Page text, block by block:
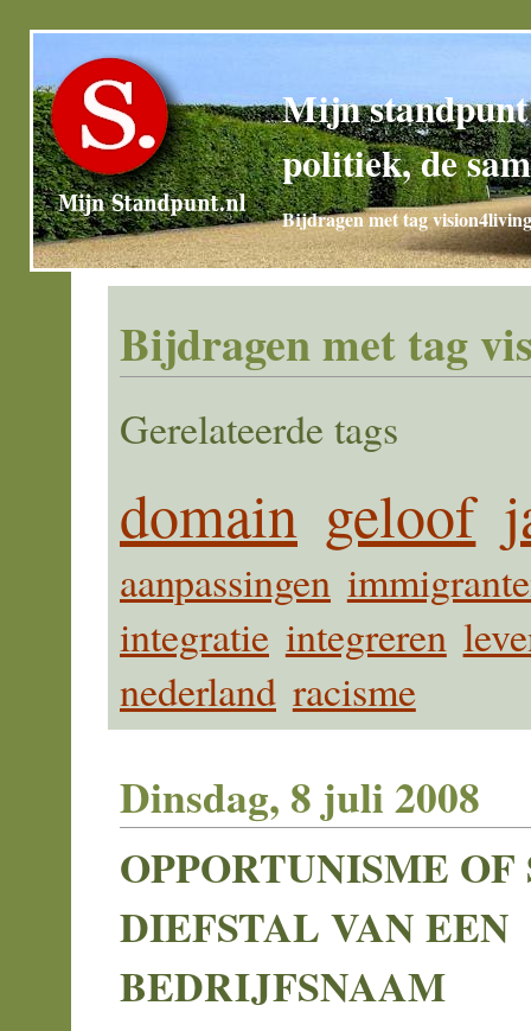
Mijn
politiek, de
Bijdragen met tag vision4living
Bijdragen met tag
Gerelateerde tags
domain geloof
aanpassingen
integratie integreren
nederland racisme
Dinsdag, 8 juli 2008
OPPORTUNISME
DIEFSTAL VAN EEN
BEDRIJFSNAAM